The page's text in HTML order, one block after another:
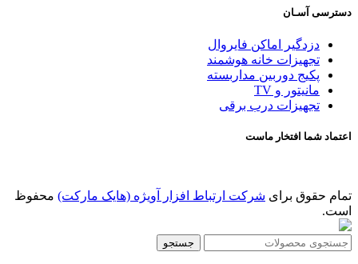
دسترسی آسـان
دزدگیر اماکن فایروال
تجهیزات خانه هوشمند
پکیج دوربین مداربسته
مانیتور و TV
تجهیزات درب برقی
اعتماد شما افتخار ماست
تمام حقوق برای شرکت ارتباط افزار آویژه (هایک مارکت) محفوظ
است.
جستجو